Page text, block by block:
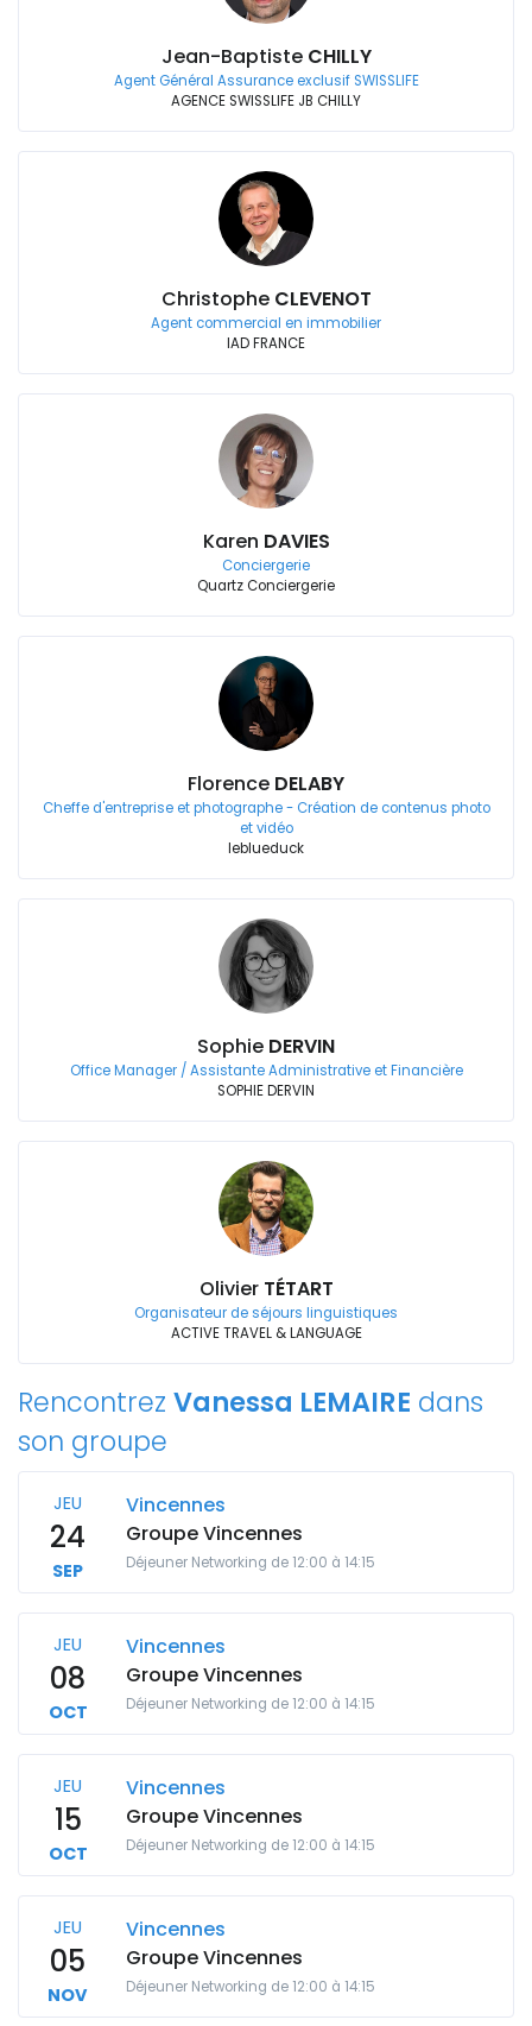
Jean-Baptiste CHILLY
Agent Général Assurance exclusif SWISSLIFE
AGENCE SWISSLIFE JB CHILLY
Christophe CLEVENOT
Agent commercial en immobilier
IAD FRANCE
Karen DAVIES
Conciergerie
Quartz Conciergerie
Florence DELABY
Cheffe d'entreprise et photographe - Création de contenus photo
et vidéo
leblueduck
Sophie DERVIN
Office Manager / Assistante Administrative et Financière
SOPHIE DERVIN
Olivier TÉTART
Organisateur de séjours linguistiques
ACTIVE TRAVEL & LANGUAGE
Rencontrez Vanessa LEMAIRE dans
son groupe
JEU
24
SEP
Vincennes
Groupe Vincennes
Déjeuner Networking de 12:00 à 14:15
JEU
08
OCT
Vincennes
Groupe Vincennes
Déjeuner Networking de 12:00 à 14:15
JEU
15
OCT
Vincennes
Groupe Vincennes
Déjeuner Networking de 12:00 à 14:15
JEU
05
NOV
Vincennes
Groupe Vincennes
Déjeuner Networking de 12:00 à 14:15